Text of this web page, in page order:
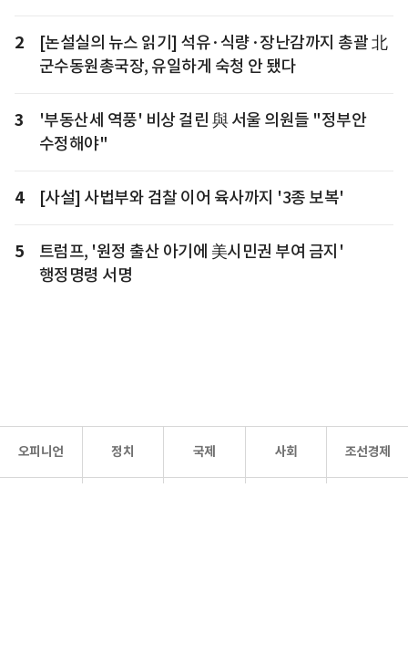
2
[논설실의 뉴스 읽기] 석유·식량·장난감까지 총괄 北
군수동원총국장, 유일하게 숙청 안 됐다
3
'부동산세 역풍' 비상 걸린 與 서울 의원들 "정부안
수정해야"
4 [사설] 사법부와 검찰 이어 육사까지 '3종 보복'
5
트럼프, '원정 출산 아기에 美시민권 부여 금지'
행정명령 서명
오피니언 정치 국제 사회 조선경제